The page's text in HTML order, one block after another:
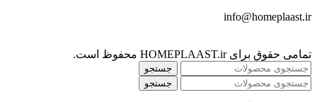
info@homeplaast.ir
تمامی حقوق برای HOMEPLAAST.ir محفوظ است.
جستجو
جستجو